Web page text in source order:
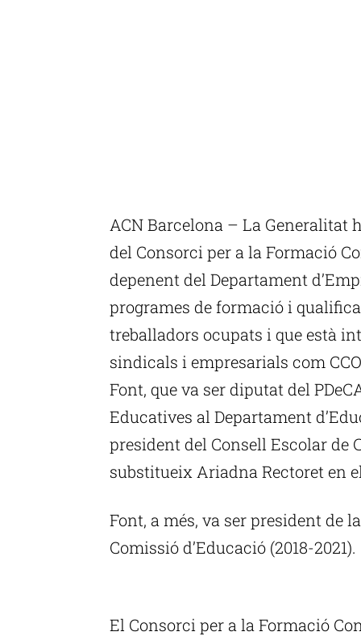
ACN Barcelona – La
del Consorci per a la Formació
depenent del Departament
programes de formació i
treballadors ocupats i que està
sindicals i empresarials com
Font, que va ser diputat del
Educatives al Departament
president del Consell Escolar de
substitueix Ariadna Rectoret en
Font, a més, va ser president de
Comissió d’Educació (2018-2021).
El Consorci per a la Formació